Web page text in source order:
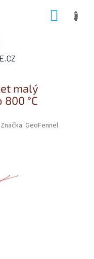
malý
°C
Značka: GeoFennel